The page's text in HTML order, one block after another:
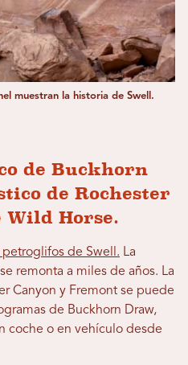
muestran la historia de Swell.
de Buckhorn
de Rochester
Horse.
de Swell. La
remonta a miles de años. La
Canyon y Fremont se puede
de Buckhorn Draw,
coche o en vehículo desde